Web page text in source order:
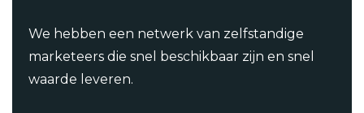
We hebben een netwerk van zelfstandige
marketeers die snel beschikbaar zijn en snel
waarde leveren.